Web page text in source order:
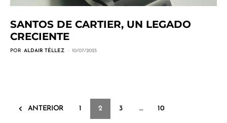
SANTOS DE CARTIER, UN LEGADO
CRECIENTE
POR ALDAIR TÉLLEZ 10/07/2025
ANTERIOR 1 2 3 … 10